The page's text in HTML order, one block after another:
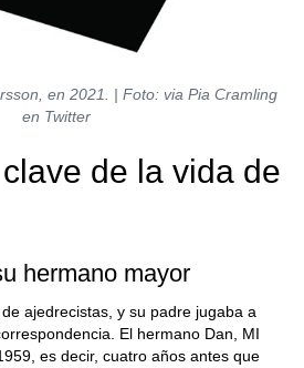
en 2021. | Foto: via Pia Cramling
en Twitter
de la vida de
hermano mayor
ajedrecistas, y su padre jugaba a
El hermano Dan, MI
es decir, cuatro años antes que